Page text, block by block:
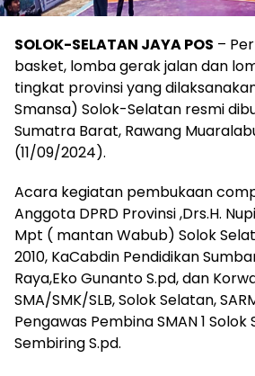
SOLOK-SELATAN JAYA POS –
basket, lomba gerak jalan dan
tingkat provinsi yang dilaksanakan
Smansa) Solok-Selatan resmi
Sumatra Barat, Rawang
(11/09/2024).
Acara kegiatan pembukaan
Anggota DPRD Provinsi ,Drs.H.
Mpt ( mantan Wabub) Solok
2010, KaCabdin Pendidikan
Raya,Eko Gunanto S.pd, dan
SMA/SMK/SLB, Solok Selatan,
Pengawas Pembina SMAN 1
Sembiring S.pd.